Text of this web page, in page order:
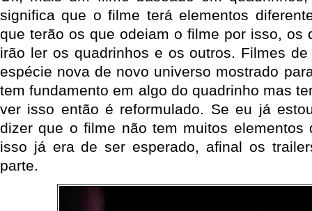
significa que o filme terá elementos
que terão os que odeiam o filme por isso, os
irão ler os quadrinhos e os outros. Filmes
espécie nova de novo universo mostrado
tem fundamento em algo do quadrinho mas
ver isso então é reformulado. Se eu já
dizer que o filme não tem muitos elementos
isso já era de ser esperado, afinal os
parte.